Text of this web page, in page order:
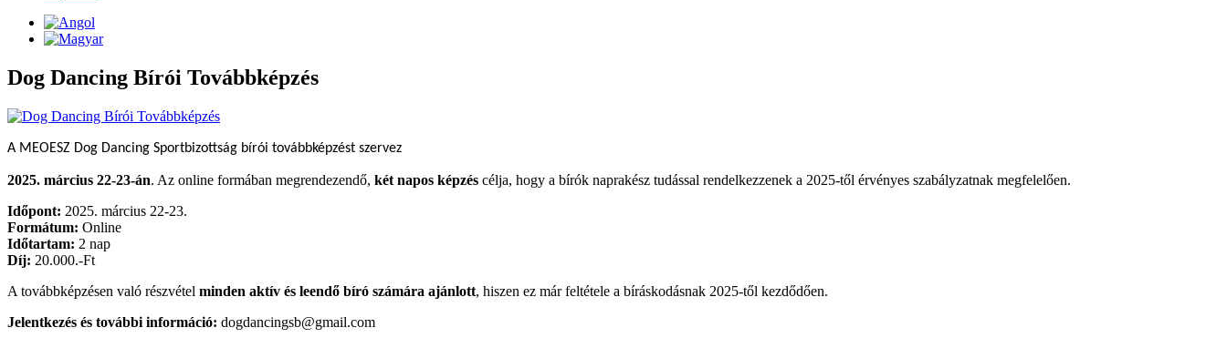
Dog Dancing Bírói Továbbképzés
A MEOESZ Dog Dancing Sportbizottság bírói továbbképzést szervez
2025. március 22-23-án. Az online formában megrendezendő, két napos képzés célja, hogy a bírók naprakész tudással rendelkezzenek a 2025-től érvényes szabályzatnak megfelelően.
Időpont: 2025. március 22-23.
Formátum: Online
Időtartam: 2 nap
Díj: 20.000.-Ft
A továbbképzésen való részvétel minden aktív és leendő bíró számára ajánlott, hiszen ez már feltétele a bíráskodásnak 2025-től kezdődően.
Jelentkezés és további információ: dogdancingsb@gmail.com